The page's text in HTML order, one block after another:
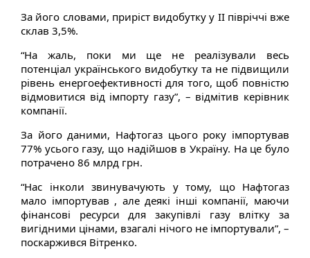
За його словами, приріст видобутку у ІІ півріччі вже
склав 3,5%.
“На жаль, поки ми ще не реалізували весь
потенціал українського видобутку та не підвищили
рівень енергоефективності для того, щоб повністю
відмовитися від імпорту газу”, – відмітив керівник
компанії.
За його даними, Нафтогаз цього року імпортував
77% усього газу, що надійшов в Україну. На це було
потрачено 86 млрд грн.
“Нас інколи звинувачують у тому, що Нафтогаз
мало імпортував , але деякі інші компанії, маючи
фінансові ресурси для закупівлі газу влітку за
вигідними цінами, взагалі нічого не імпортували”, –
поскаржився Вітренко.